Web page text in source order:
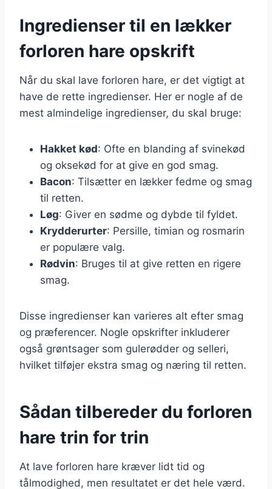
Ingredienser til en lækker
forloren hare opskrift
Når du skal lave forloren hare, er det vigtigt at
have de rette ingredienser. Her er nogle af de
mest almindelige ingredienser, du skal bruge:
Hakket kød: Ofte en blanding af svinekød
og oksekød for at give en god smag.
Bacon: Tilsætter en lækker fedme og smag
til retten.
Løg: Giver en sødme og dybde til fyldet.
Krydderurter: Persille, timian og rosmarin
er populære valg.
Rødvin: Bruges til at give retten en rigere
smag.
Disse ingredienser kan varieres alt efter smag
og præferencer. Nogle opskrifter inkluderer
også grøntsager som gulerødder og selleri,
hvilket tilføjer ekstra smag og næring til retten.
Sådan tilbereder du forloren
hare trin for trin
At lave forloren hare kræver lidt tid og
tålmodighed, men resultatet er det hele værd.